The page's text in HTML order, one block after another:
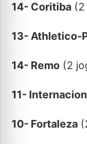
14- Coritiba
13- Athletico-
14- Remo (2
11-
10- Fortaleza